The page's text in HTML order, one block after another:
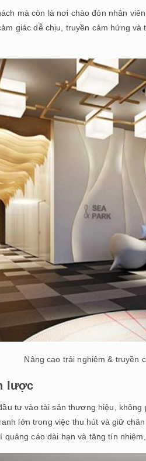
mà còn là nơi chào đón nhân
giác dễ chịu, truyền cảm hứng
Nâng cao trải nghiệm & truyền
lược
tư vào tài sản thương hiệu,
lớn trong việc thu hút và giữ
cáo dài hạn và tăng tín